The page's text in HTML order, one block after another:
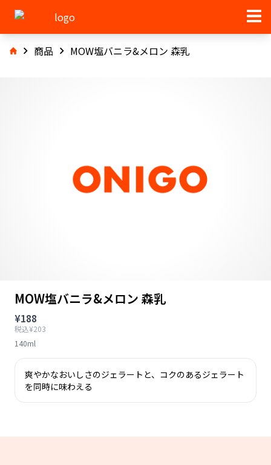
商品 MOW塩バニラ&メロン 森乳
MOW塩バニラ&メロン 森乳
¥188
税込¥203
140ml
爽やかなおいしさのジェラートと、コクのあるジェラート
を同時に味わえる